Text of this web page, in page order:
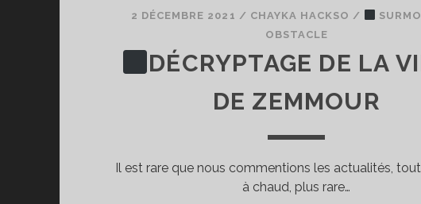
2 DÉCEMBRE 2021 / CHAYKA HACKSO /
OBSTACLE
DÉCRYPTAGE DE LA
DE ZEMMOUR
Il est rare que nous commentions les actualités,
à chaud, plus rare…